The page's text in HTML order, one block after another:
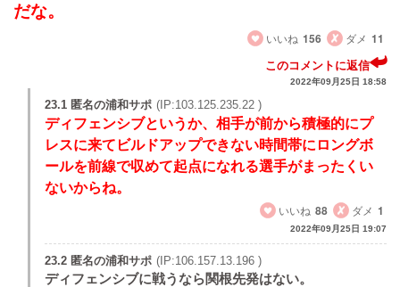
だな。
いいね 156 ダメ 11
このコメントに返信
2022年09月25日 18:58
23.1 匿名の浦和サポ (IP:103.125.235.22 )
ディフェンシブというか、相手が前から積極的にプ
レスに来てビルドアップできない時間帯にロングボ
ールを前線で収めて起点になれる選手がまったくい
ないからね。
いいね 88 ダメ 1
2022年09月25日 19:07
23.2 匿名の浦和サポ (IP:106.157.13.196 )
ディフェンシブに戦うなら関根先発はない。